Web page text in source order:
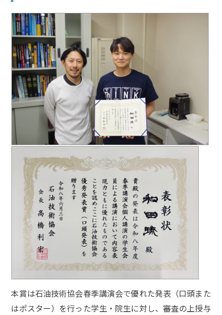
本賞は石油技術協会春季講演会で優れた発表（口頭また
はポスター）を行った学生・院生に対し、審査の上授与